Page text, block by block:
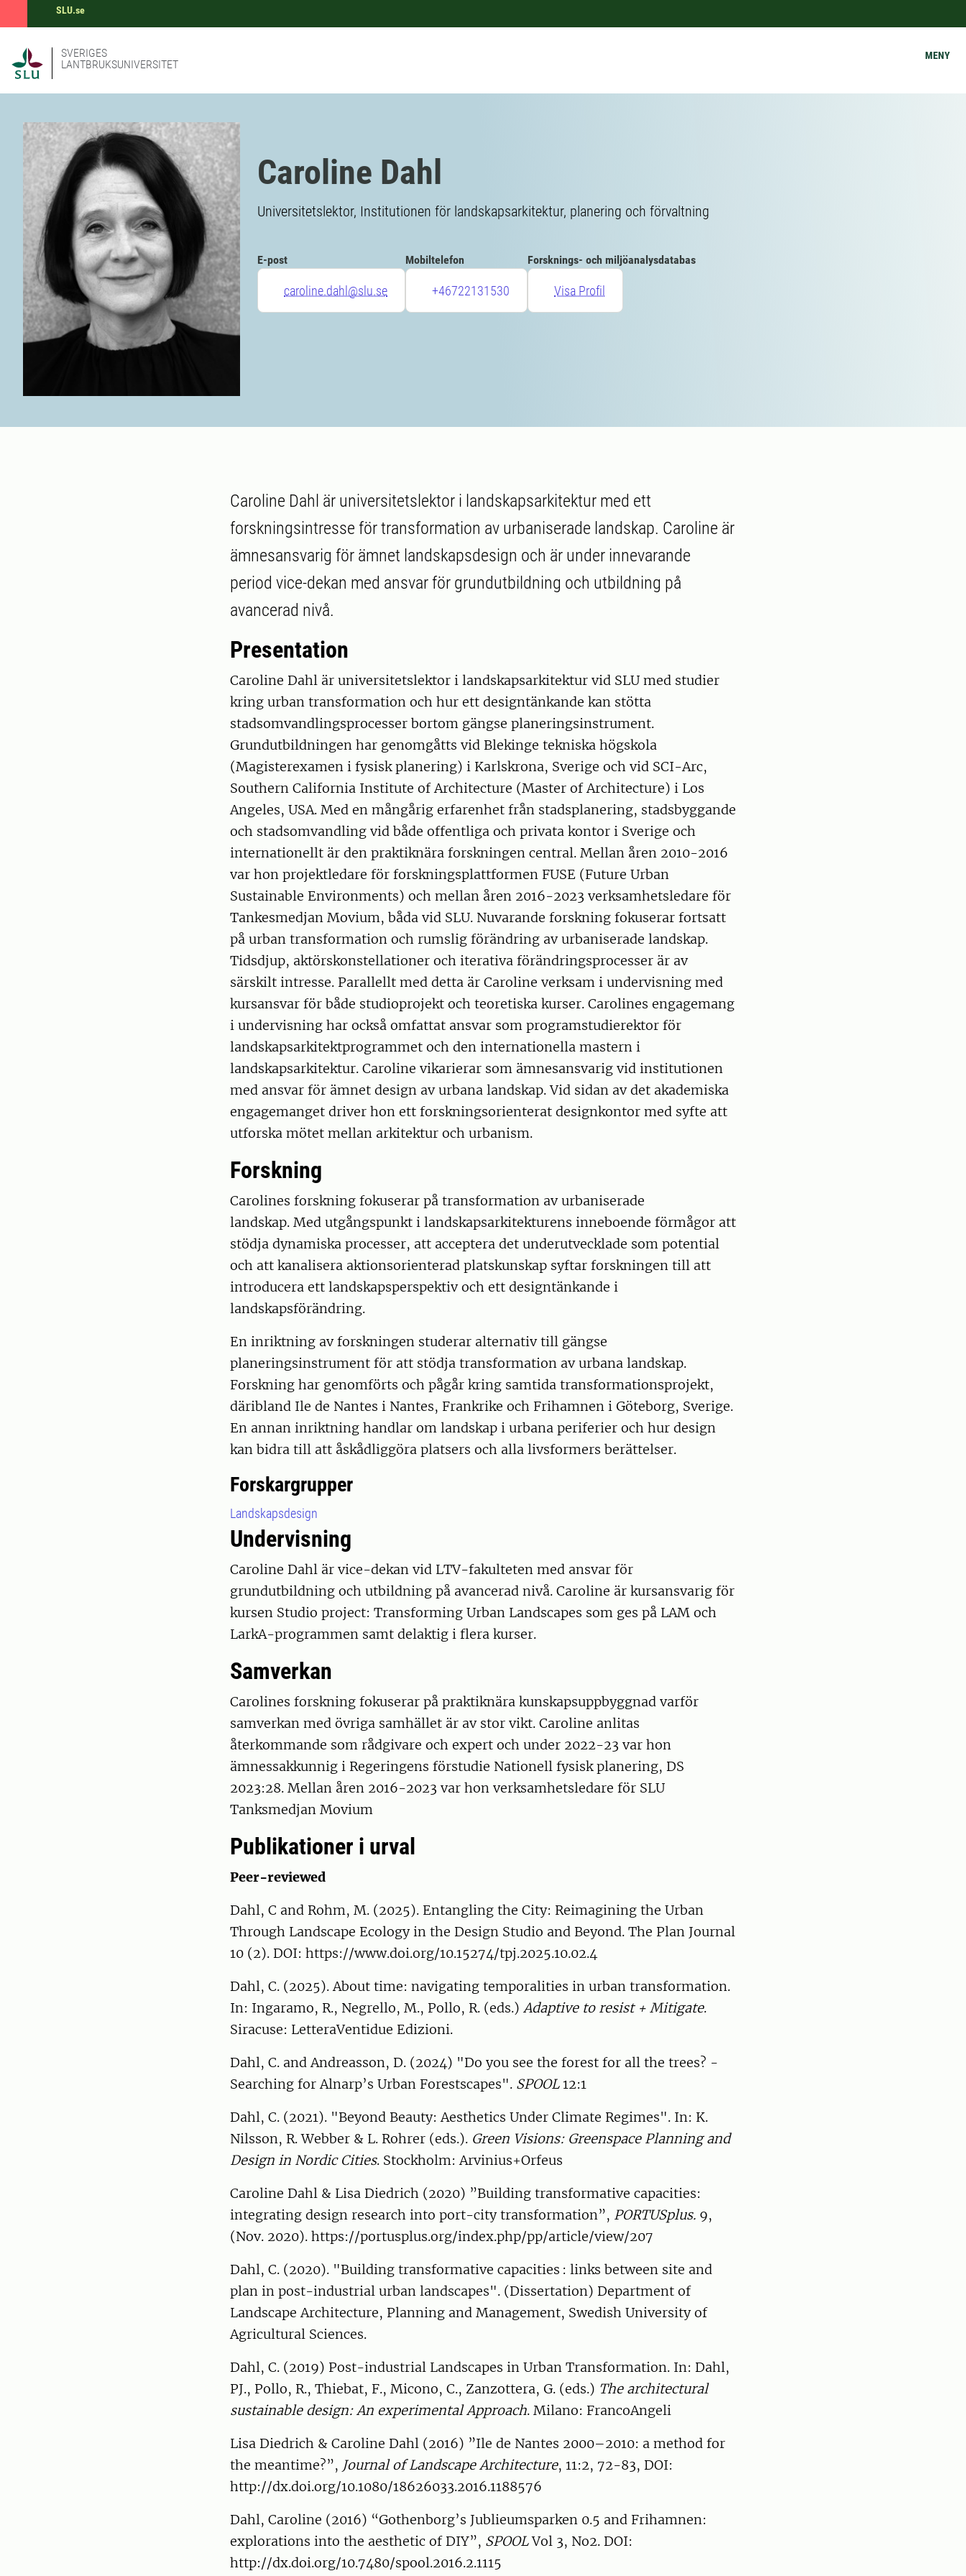
SLU.se
SVERIGES
LANTBRUKSUNIVERSITET
MENY
Caroline Dahl
Universitetslektor, Institutionen för landskapsarkitektur, planering och förvaltning
E-post
caroline.dahl@slu.se
Mobiltelefon
+46722131530
Forsknings- och miljöanalysdatabas
Visa Profil
Caroline Dahl är universitetslektor i landskapsarkitektur med ett
forskningsintresse för transformation av urbaniserade landskap. Caroline är
ämnesansvarig för ämnet landskapsdesign och är under innevarande
period vice-dekan med ansvar för grundutbildning och utbildning på
avancerad nivå.
Presentation
Caroline Dahl är universitetslektor i landskapsarkitektur vid SLU med studier
kring urban transformation och hur ett designtänkande kan stötta
stadsomvandlingsprocesser bortom gängse planeringsinstrument.
Grundutbildningen har genomgåtts vid Blekinge tekniska högskola
(Magisterexamen i fysisk planering) i Karlskrona, Sverige och vid SCI-Arc,
Southern California Institute of Architecture (Master of Architecture) i Los
Angeles, USA. Med en mångårig erfarenhet från stadsplanering, stadsbyggande
och stadsomvandling vid både offentliga och privata kontor i Sverige och
internationellt är den praktiknära forskningen central. Mellan åren 2010-2016
var hon projektledare för forskningsplattformen FUSE (Future Urban
Sustainable Environments) och mellan åren 2016-2023 verksamhetsledare för
Tankesmedjan Movium, båda vid SLU. Nuvarande forskning fokuserar fortsatt
på urban transformation och rumslig förändring av urbaniserade landskap.
Tidsdjup, aktörskonstellationer och iterativa förändringsprocesser är av
särskilt intresse. Parallellt med detta är Caroline verksam i undervisning med
kursansvar för både studioprojekt och teoretiska kurser. Carolines engagemang
i undervisning har också omfattat ansvar som programstudierektor för
landskapsarkitektprogrammet och den internationella mastern i
landskapsarkitektur. Caroline vikarierar som ämnesansvarig vid institutionen
med ansvar för ämnet design av urbana landskap. Vid sidan av det akademiska
engagemanget driver hon ett forskningsorienterat designkontor med syfte att
utforska mötet mellan arkitektur och urbanism.
Forskning
Carolines forskning fokuserar på transformation av urbaniserade
landskap. Med utgångspunkt i landskapsarkitekturens inneboende förmågor att
stödja dynamiska processer, att acceptera det underutvecklade som potential
och att kanalisera aktionsorienterad platskunskap syftar forskningen till att
introducera ett landskapsperspektiv och ett designtänkande i
landskapsförändring.
En inriktning av forskningen studerar alternativ till gängse
planeringsinstrument för att stödja transformation av urbana landskap.
Forskning har genomförts och pågår kring samtida transformationsprojekt,
däribland Ile de Nantes i Nantes, Frankrike och Frihamnen i Göteborg, Sverige.
En annan inriktning handlar om landskap i urbana periferier och hur design
kan bidra till att åskådliggöra platsers och alla livsformers berättelser.
Forskargrupper
Landskapsdesign
Undervisning
Caroline Dahl är vice-dekan vid LTV-fakulteten med ansvar för
grundutbildning och utbildning på avancerad nivå. Caroline är kursansvarig för
kursen Studio project: Transforming Urban Landscapes som ges på LAM och
LarkA-programmen samt delaktig i flera kurser.
Samverkan
Carolines forskning fokuserar på praktiknära kunskapsuppbyggnad varför
samverkan med övriga samhället är av stor vikt. Caroline anlitas
återkommande som rådgivare och expert och under 2022-23 var hon
ämnessakkunnig i Regeringens förstudie Nationell fysisk planering, DS
2023:28. Mellan åren 2016-2023 var hon verksamhetsledare för SLU
Tanksmedjan Movium
Publikationer i urval
Peer-reviewed
Dahl, C and Rohm, M. (2025). Entangling the City: Reimagining the Urban
Through Landscape Ecology in the Design Studio and Beyond. The Plan Journal
10 (2). DOI: https://www.doi.org/10.15274/tpj.2025.10.02.4
Dahl, C. (2025). About time: navigating temporalities in urban transformation.
In: Ingaramo, R., Negrello, M., Pollo, R. (eds.) Adaptive to resist + Mitigate.
Siracuse: LetteraVentidue Edizioni.
Dahl, C. and Andreasson, D. (2024) "Do you see the forest for all the trees? -
Searching for Alnarp’s Urban Forestscapes". SPOOL12:1
Dahl, C. (2021). "Beyond Beauty: Aesthetics Under Climate Regimes". In: K.
Nilsson, R. Webber & L. Rohrer (eds.). Green Visions: Greenspace Planning and
Design in Nordic Cities. Stockholm: Arvinius+Orfeus
Caroline Dahl & Lisa Diedrich (2020) ”Building transformative capacities:
integrating design research into port-city transformation”, PORTUSplus. 9,
(Nov. 2020). https://portusplus.org/index.php/pp/article/view/207
Dahl, C. (2020). "Building transformative capacities : links between site and
plan in post-industrial urban landscapes". (Dissertation) Department of
Landscape Architecture, Planning and Management, Swedish University of
Agricultural Sciences.
Dahl, C. (2019) Post-industrial Landscapes in Urban Transformation. In: Dahl,
PJ., Pollo, R., Thiebat, F., Micono, C., Zanzottera, G. (eds.) The architectural
sustainable design: An experimental Approach. Milano: FrancoAngeli
Lisa Diedrich & Caroline Dahl (2016) ”Ile de Nantes 2000–2010: a method for
the meantime?”, Journal of Landscape Architecture, 11:2, 72-83, DOI:
http://dx.doi.org/10.1080/18626033.2016.1188576
Dahl, Caroline (2016) “Gothenborg’s Jublieumsparken 0.5 and Frihamnen:
explorations into the aesthetic of DIY”, SPOOLVol 3, No2. DOI:
http://dx.doi.org/10.7480/spool.2016.2.1115